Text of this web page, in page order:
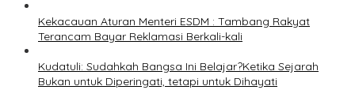
Kekacauan Aturan Menteri ESDM : Tambang Rakyat
Terancam Bayar Reklamasi Berkali-kali
Kudatuli: Sudahkah Bangsa Ini Belajar?Ketika Sejarah
Bukan untuk Diperingati, tetapi untuk Dihayati